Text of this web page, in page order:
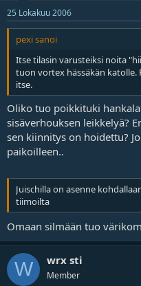
25 Lokakuu 2006
pexi sanoi
Itse tilasin varusteiksi noita
tuon vortex hässäkän katolle.
itse.
Oliko tuo poikkituki
sisäverhouksen leikkelyä?
sen kiinnitys on hoidettu?
paikoilleen..
Juischilla on asenne
tiimoilta
Omaan silmään tuo
W wrx sti
Member